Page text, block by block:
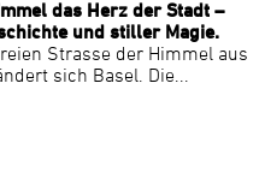
das Herz der Stadt –
und stiller Magie.
Strasse der Himmel aus
sich Basel. Die...